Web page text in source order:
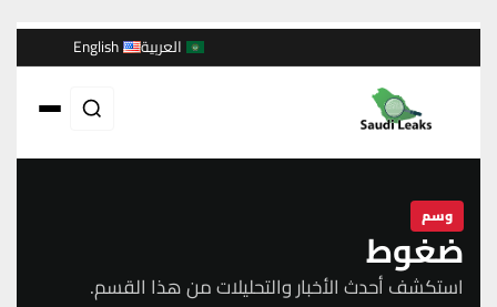
العربية English
وسم
ضغوط
استكشف أحدث الأخبار والتحليلات من هذا القسم.